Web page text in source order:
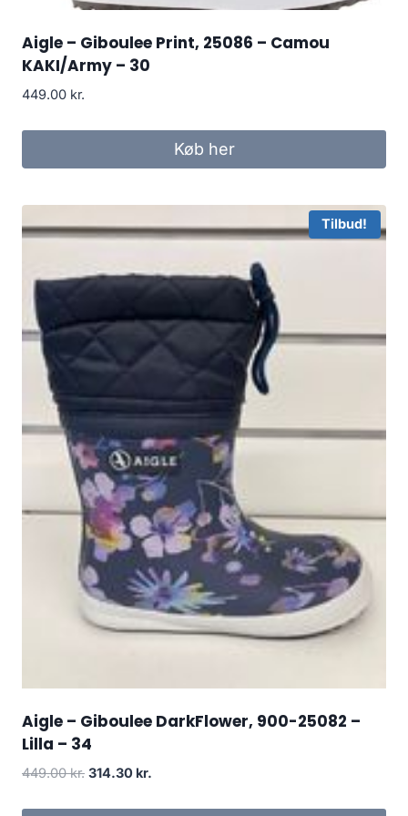
Aigle – Giboulee Print, 25086 – Camou
KAKI/Army – 30
449.00 kr.
Køb her
Tilbud!
Aigle – Giboulee DarkFlower, 900-25082 –
Lilla – 34
449.00kr. Den
314.30 kr.